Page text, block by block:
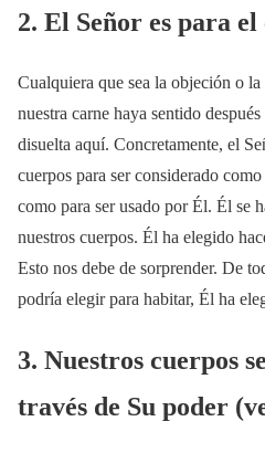
2. El Señor es para
Cualquiera que sea la objeción o
nuestra carne haya sentido
disuelta aquí. Concretamente, el
cuerpos para ser considerado
como para ser usado por Él. Él se
nuestros cuerpos. Él ha elegido
Esto nos debe de sorprender. De
podría elegir para habitar, Él ha
3. Nuestros cuerpos
través de Su poder